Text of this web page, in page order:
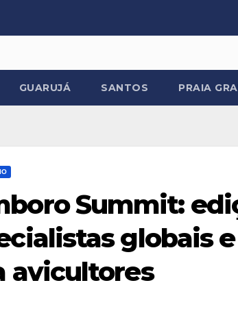
GUARUJÁ SANTOS PRAIA
Summit:
globais
avicultores